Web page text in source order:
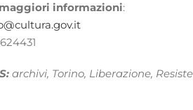
informazioni:
archivi, Torino, Liberazione,